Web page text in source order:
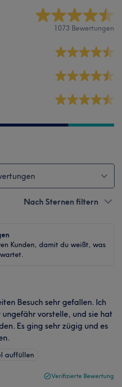
1073 Bewertungen
Nach Sternen filtern
Kunden, damit du weißt, was
Besuch sehr gefallen. Ich
vorstelle, und sie hat
Es ging sehr zügig und es
auffüllen
Verifizierte Bewertung